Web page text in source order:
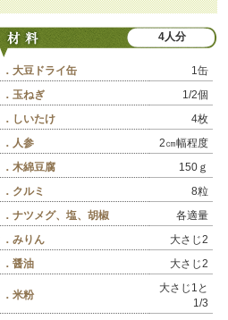
4人分
．大豆ドライ缶
1缶
．玉ねぎ
1/2個
．しいたけ
4枚
．人参
2㎝幅程度
．木綿豆腐
150ｇ
．クルミ
8粒
．ナツメグ、塩、胡椒
各適量
．みりん
大さじ2
．醤油
大さじ2
．米粉
大さじ1と
1/3